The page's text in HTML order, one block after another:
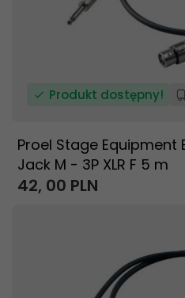
Produkt dostępny!
Proel Stage Equipment
Jack M - 3P XLR F 5 m
42, 00 PLN